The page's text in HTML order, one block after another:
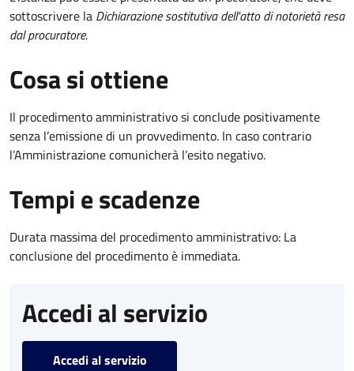
sottoscrivere la Dichiarazione sostitutiva dell'atto di notorietà resa
dal procuratore.
Cosa si ottiene
Il procedimento amministrativo si conclude positivamente
senza l’emissione di un provvedimento. In caso contrario
l’Amministrazione comunicherà l’esito negativo.
Tempi e scadenze
Durata massima del procedimento amministrativo: La
conclusione del procedimento è immediata.
Accedi al servizio
Accedi al servizio